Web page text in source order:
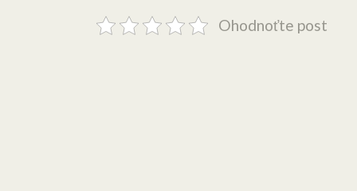
Ohodnoťte post